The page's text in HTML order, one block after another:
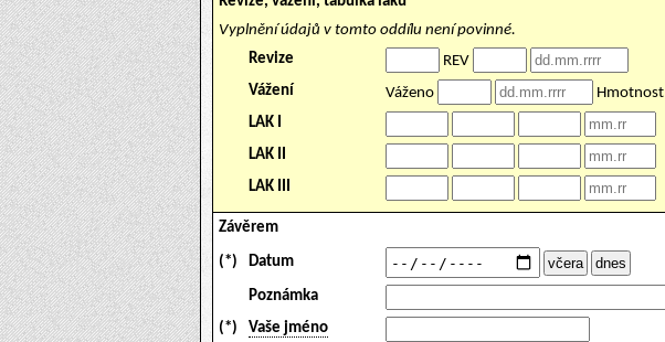
Vyplnění údajů v tomto oddílu není povinné.
Revize
REV
Vážení
Váženo Hmotnost
LAK I
LAK II
LAK III
Závěrem
(*) Datum
Poznámka
(*)
Vaše jméno